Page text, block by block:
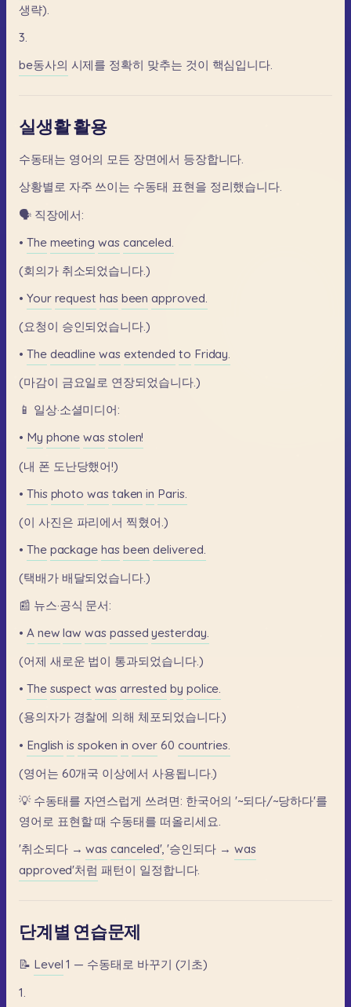
생략).
3.
be동사의 시제를 정확히 맞추는 것이 핵심입니다.
실생활 활용
수동태는 영어의 모든 장면에서 등장합니다.
상황별로 자주 쓰이는 수동태 표현을 정리했습니다.
🗣️ 직장에서:
• The meeting was canceled.
(회의가 취소되었습니다.)
• Your request has been approved.
(요청이 승인되었습니다.)
• The deadline was extended to Friday.
(마감이 금요일로 연장되었습니다.)
📱 일상·소셜미디어:
• My phone was stolen!
(내 폰 도난당했어!)
• This photo was taken in Paris.
(이 사진은 파리에서 찍혔어.)
• The package has been delivered.
(택배가 배달되었습니다.)
📰 뉴스·공식 문서:
• A new law was passed yesterday.
(어제 새로운 법이 통과되었습니다.)
• The suspect was arrested by police.
(용의자가 경찰에 의해 체포되었습니다.)
• English is spoken in over 60 countries.
(영어는 60개국 이상에서 사용됩니다.)
💡 수동태를 자연스럽게 쓰려면: 한국어의 '~되다/~당하다'를
영어로 표현할 때 수동태를 떠올리세요.
'취소되다 → was canceled', '승인되다 → was
approved'처럼 패턴이 일정합니다.
단계별 연습문제
📝 Level 1 — 수동태로 바꾸기 (기초)
1.